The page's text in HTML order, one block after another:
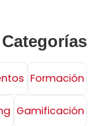
Categorías
Formación
Gamificación